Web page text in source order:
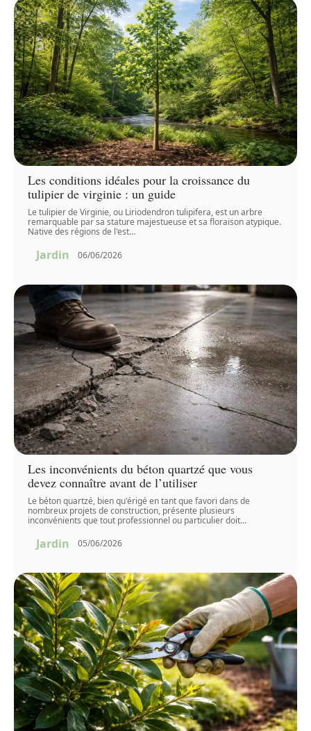
Les conditions idéales pour la croissance du
tulipier de virginie : un guide
Le tulipier de Virginie, ou Liriodendron tulipifera, est un arbre
remarquable par sa stature majestueuse et sa floraison atypique.
Native des régions de l'est…
Jardin 06/06/2026
Les inconvénients du béton quartzé que vous
devez connaître avant de l’utiliser
Le béton quartzé, bien qu'érigé en tant que favori dans de
nombreux projets de construction, présente plusieurs
inconvénients que tout professionnel ou particulier doit…
Jardin 05/06/2026